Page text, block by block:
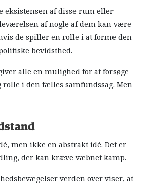
eksistensen af disse rum eller
af nogle af dem kan være
de spiller en rolle i at forme den
bevidsthed.
alle en mulighed for at forsøge
i den fælles samfundssag. Men
men ikke en abstrakt idé. Det er
der kan kræve væbnet kamp.
verden over viser, at